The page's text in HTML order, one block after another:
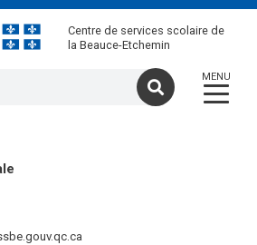
Centre de services scolaire de
la Beauce-Etchemin